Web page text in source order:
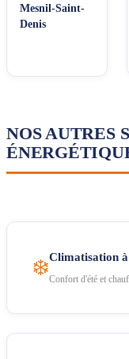
Mesnil-Saint-
Denis
NOS AUTRES
❄️Climatisation
Confort d'été et